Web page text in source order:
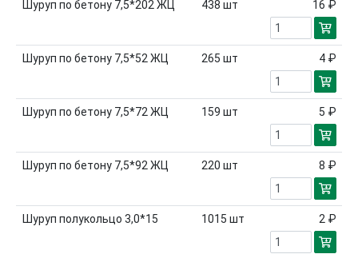
Шуруп по бетону 7,5*202 ЖЦ 438 шт 16 ₽
Шуруп по бетону 7,5*52 ЖЦ 265 шт 4 ₽
Шуруп по бетону 7,5*72 ЖЦ 159 шт 5 ₽
Шуруп по бетону 7,5*92 ЖЦ 220 шт 8 ₽
Шуруп полукольцо 3,0*15 1015 шт 2 ₽